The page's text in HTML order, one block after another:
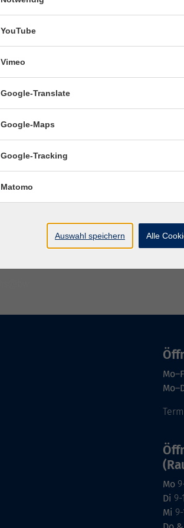
unter den Sprachen
Mo
Di 9-
Mi
YouTube
Vimeo
Google-Translate
Google-Maps
Google-Tracking
Matomo
Auswahl speichern Alle